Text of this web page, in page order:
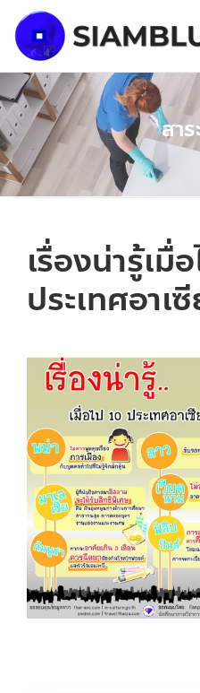
สา
เรื่องน่ารู้เมื่
ประเทศอาเ